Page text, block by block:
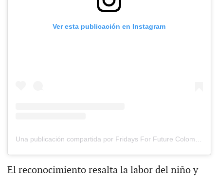
Ver esta publicación en Instagram
El reconocimiento resalta la labor del niño y